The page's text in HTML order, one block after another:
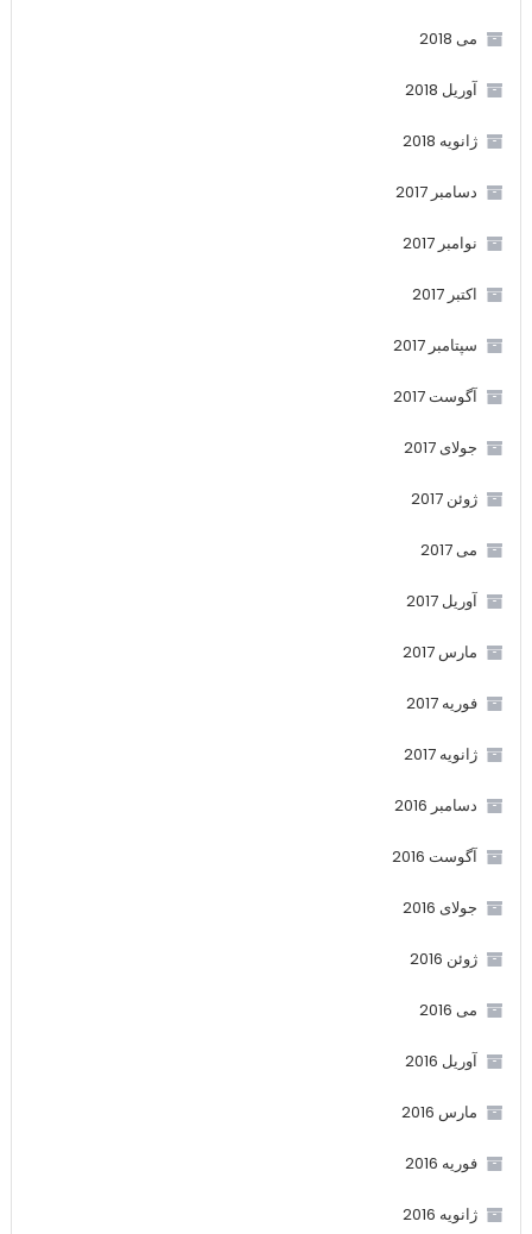
می 2018
آوریل 2018
ژانویه 2018
دسامبر 2017
نوامبر 2017
اکتبر 2017
سپتامبر 2017
آگوست 2017
جولای 2017
ژوئن 2017
می 2017
آوریل 2017
مارس 2017
فوریه 2017
ژانویه 2017
دسامبر 2016
آگوست 2016
جولای 2016
ژوئن 2016
می 2016
آوریل 2016
مارس 2016
فوریه 2016
ژانویه 2016